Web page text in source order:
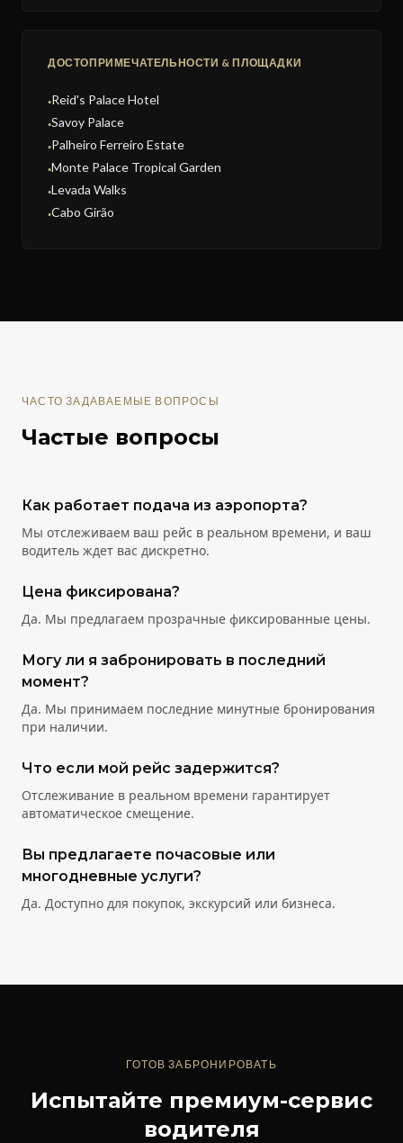
ДОСТОПРИМЕЧАТЕЛЬНОСТИ & ПЛОЩАДКИ
●Reid's Palace Hotel
●Savoy Palace
●Palheiro Ferreiro Estate
●Monte Palace Tropical Garden
●Levada Walks
●Cabo Girão
ЧАСТО ЗАДАВАЕМЫЕ ВОПРОСЫ
Частые вопросы
Как работает подача из аэропорта?
Мы отслеживаем ваш рейс в реальном времени, и ваш
водитель ждет вас дискретно.
Цена фиксирована?
Да. Мы предлагаем прозрачные фиксированные цены.
Могу ли я забронировать в последний
момент?
Да. Мы принимаем последние минутные бронирования
при наличии.
Что если мой рейс задержится?
Отслеживание в реальном времени гарантирует
автоматическое смещение.
Вы предлагаете почасовые или
многодневные услуги?
Да. Доступно для покупок, экскурсий или бизнеса.
ГОТОВ ЗАБРОНИРОВАТЬ
Испытайте премиум-сервис
водителя